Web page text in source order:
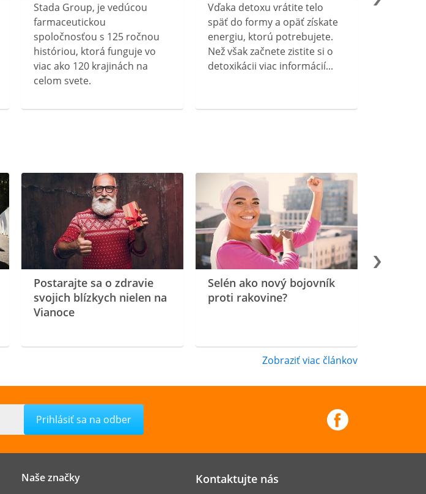
Stada Group, je vedúcou
farmaceutickou
spoločnosťou s 125 ročnou
históriou, ktorá funguje vo
viac ako 120 krajinách na
celom svete.
Vďaka detoxu vrátite telo
späť do formy a opäť získate
energiu, ktorú potrebujete.
Než však začnete zistite si o
detoxikácii viac informácií...
Postarajte sa o zdravie
svojich blízkych nielen na
Vianoce
Selén ako nový bojovník
proti rakovine?
Zobraziť viac článkov
Naše značky Kontaktujte nás